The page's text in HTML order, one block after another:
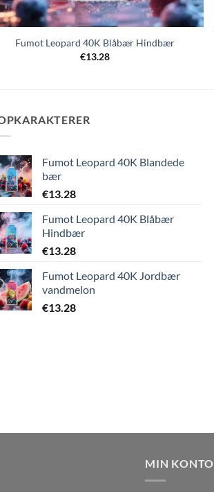
Fumot Leopard 40K Blåbær Hindbær
€13.28
Fumot Leopard 40K Blandede
bær
€13.28
Fumot Leopard 40K Blåbær
Hindbær
€13.28
Fumot Leopard 40K Jordbær
vandmelon
€13.28
MIN KONTO